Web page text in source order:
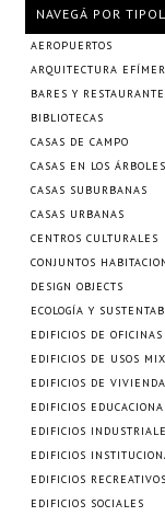
NAVEGÁ POR
AEROPUERTOS
ARQUITECTURA
BARES Y
BIBLIOTECAS
CASAS DE CAMPO
CASAS EN LOS ÁRBOLES
CASAS SUBURBANAS
CASAS URBANAS
CENTROS CULTURALES
CONJUNTOS
DESIGN OBJECTS
ECOLOGÍA Y
EDIFICIOS DE OFICINAS
EDIFICIOS DE USOS
EDIFICIOS DE VIVIENDA
EDIFICIOS
EDIFICIOS
EDIFICIOS
EDIFICIOS RECREATIVOS
EDIFICIOS SOCIALES